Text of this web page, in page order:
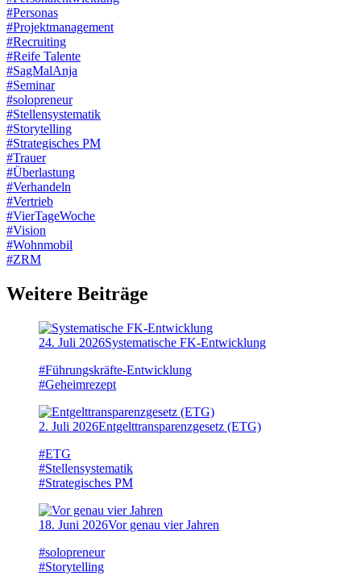
#Personas
#Projektmanagement
#Recruiting
#Reife Talente
#SagMalAnja
#Seminar
#solopreneur
#Stellensystematik
#Storytelling
#Strategisches PM
#Trauer
#Überlastung
#Verhandeln
#Vertrieb
#VierTageWoche
#Vision
#Wohnmobil
#ZRM
Weitere Beiträge
24. Juli 2026Systematische FK-Entwicklung
#Führungskräfte-Entwicklung
#Geheimrezept
2. Juli 2026Entgelttransparenzgesetz (ETG)
#ETG
#Stellensystematik
#Strategisches PM
18. Juni 2026Vor genau vier Jahren
#solopreneur
#Storytelling